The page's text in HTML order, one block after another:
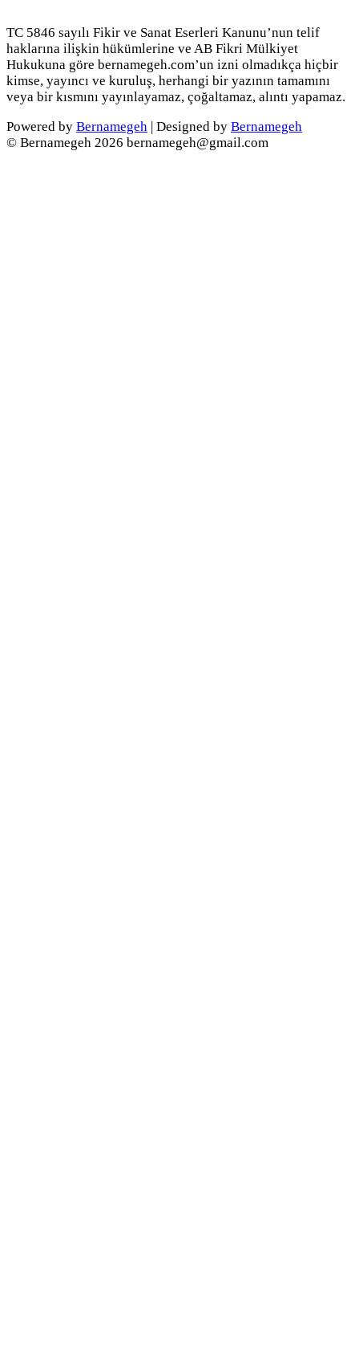
TC 5846 sayılı Fikir ve Sanat Eserleri Kanunu’nun telif
haklarına ilişkin hükümlerine ve AB Fikri Mülkiyet
Hukukuna göre bernamegeh.com’un izni olmadıkça hiçbir
kimse, yayıncı ve kuruluş, herhangi bir yazının tamamını
veya bir kısmını yayınlayamaz, çoğaltamaz, alıntı yapamaz.
Powered by Bernamegeh | Designed by Bernamegeh
© Bernamegeh 2026 bernamegeh@gmail.com